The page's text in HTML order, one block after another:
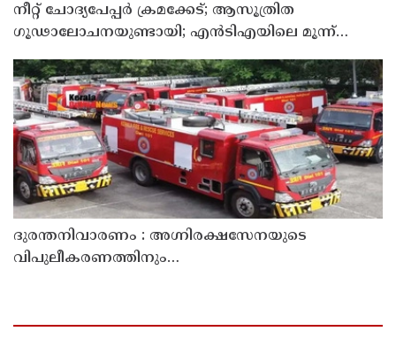
നീറ്റ് ചോദ്യപേപ്പര്‍ ക്രമക്കേട്; ആസൂത്രിത
ഗൂഢാലോചനയുണ്ടായി; എന്‍ടിഎയിലെ മൂന്ന്
കണ്ടെത്തലുമായി സിബിഐ
ദുരന്തനിവാരണം : അഗ്നിരക്ഷസേനയുടെ
വിപുലീകരണത്തിനും